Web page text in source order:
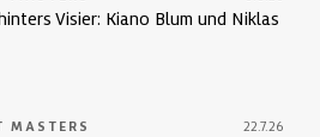
Visier: Kiano Blum und Niklas
MASTERS 22.7.26